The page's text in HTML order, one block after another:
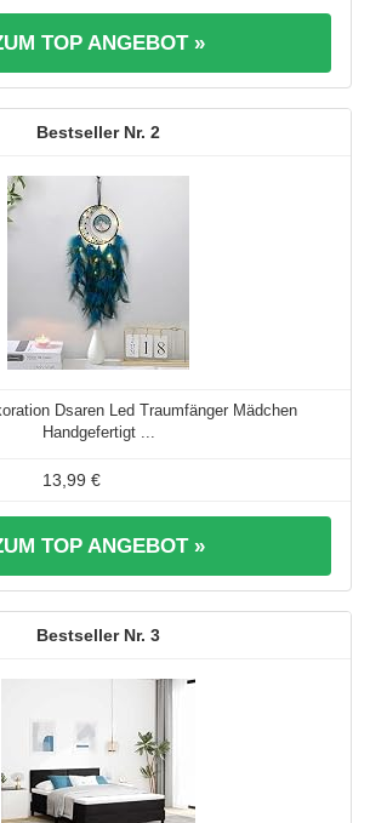
TOP ANGEBOT »
2
Dsaren Led Traumfänger Mädchen
Handgefertigt ...
13,99 €
TOP ANGEBOT »
3